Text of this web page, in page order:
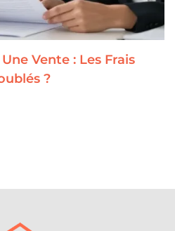
Vente : Les Frais
?